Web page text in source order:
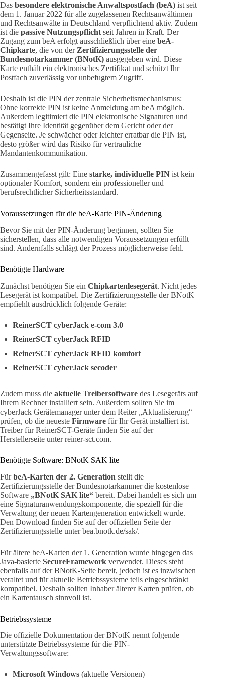
Das besondere elektronische Anwaltspostfach (beA) ist seit
dem 1. Januar 2022 für alle zugelassenen Rechtsanwältinnen
und Rechtsanwälte in Deutschland verpflichtend aktiv. Zudem
ist die passive Nutzungspflicht seit Jahren in Kraft. Der
Zugang zum beA erfolgt ausschließlich über eine beA-
Chipkarte, die von der Zertifizierungsstelle der
Bundesnotarkammer (BNotK) ausgegeben wird. Diese
Karte enthält ein elektronisches Zertifikat und schützt Ihr
Postfach zuverlässig vor unbefugtem Zugriff.
Deshalb ist die PIN der zentrale Sicherheitsmechanismus:
Ohne korrekte PIN ist keine Anmeldung am beA möglich.
Außerdem legitimiert die PIN elektronische Signaturen und
bestätigt Ihre Identität gegenüber dem Gericht oder der
Gegenseite. Je schwächer oder leichter erratbar die PIN ist,
desto größer wird das Risiko für vertrauliche
Mandantenkommunikation.
Zusammengefasst gilt: Eine starke, individuelle PIN ist kein
optionaler Komfort, sondern ein professioneller und
berufsrechtlicher Sicherheitsstandard.
Voraussetzungen für die beA-Karte PIN-Änderung
Bevor Sie mit der PIN-Änderung beginnen, sollten Sie
sicherstellen, dass alle notwendigen Voraussetzungen erfüllt
sind. Andernfalls schlägt der Prozess möglicherweise fehl.
Benötigte Hardware
Zunächst benötigen Sie ein Chipkartenlesegerät. Nicht jedes
Lesegerät ist kompatibel. Die Zertifizierungsstelle der BNotK
empfiehlt ausdrücklich folgende Geräte:
ReinerSCT cyberJack e-com 3.0
ReinerSCT cyberJack RFID
ReinerSCT cyberJack RFID komfort
ReinerSCT cyberJack secoder
Zudem muss die aktuelle Treibersoftware des Lesegeräts auf
Ihrem Rechner installiert sein. Außerdem sollten Sie im
cyberJack Gerätemanager unter dem Reiter „Aktualisierung“
prüfen, ob die neueste Firmware für Ihr Gerät installiert ist.
Treiber für ReinerSCT-Geräte finden Sie auf der
Herstellerseite unter reiner-sct.com.
Benötigte Software: BNotK SAK lite
FürbeA-Karten der 2. Generation stellt die
Zertifizierungsstelle der Bundesnotarkammer die kostenlose
Software „BNotK SAK lite“ bereit. Dabei handelt es sich um
eine Signaturanwendungskomponente, die speziell für die
Verwaltung der neuen Kartengeneration entwickelt wurde.
Den Download finden Sie auf der offiziellen Seite der
Zertifizierungsstelle unter bea.bnotk.de/sak/.
Für ältere beA-Karten der 1. Generation wurde hingegen das
Java-basierte SecureFramework verwendet. Dieses steht
ebenfalls auf der BNotK-Seite bereit, jedoch ist es inzwischen
veraltet und für aktuelle Betriebssysteme teils eingeschränkt
kompatibel. Deshalb sollten Inhaber älterer Karten prüfen, ob
ein Kartentausch sinnvoll ist.
Betriebssysteme
Die offizielle Dokumentation der BNotK nennt folgende
unterstützte Betriebssysteme für die PIN-
Verwaltungssoftware:
Microsoft Windows (aktuelle Versionen)